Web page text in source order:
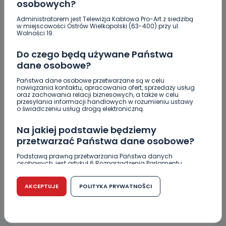
osobowych?
Administratorem jest Telewizja Kablowa Pro-Art z siedzibą
w miejscowości Ostrów Wielkopolski (63-400) przy ul.
Wolności 19.
Do czego będą używane Państwa
dane osobowe?
Państwa dane osobowe przetwarzane są w celu
nawiązania kontaktu, opracowania ofert, sprzedaży usług
oraz zachowania relacji biznesowych, a także w celu
przesyłania informacji handlowych w rozumieniu ustawy
o świadczeniu usług drogą elektroniczną.
Na jakiej podstawie będziemy
przetwarzać Państwa dane osobowe?
Podstawą prawną przetwarzania Państwa danych
osobowych, jest artykuł 6 Rozporządzenia Parlamentu
r. w sprawie ochrony osób fizycznych w związku z
przetwarzaniem danych osobowych w sprawie
swobodnego przepływu takich danych oraz uchylenia
dyrektywy 95/46/WE (RODO).
Czy jest możliwość cofnięcia zgody?
AKCEPTUJE POLITYKA PRYWATNOŚCI
Wiadomość
Podpis